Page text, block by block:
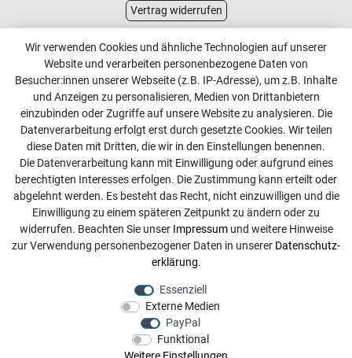
Vertrag widerrufen
Kundenservice
Kontakt
Online Retourenservice
Kontakt
info@dachdecker-shop.de
+49 3501 507295
Montag - Freitag, 08:00 - 16:00
Anrufe aus dem dt. Festnetz zum Ortstarif, Preise aus dem
Mobilfunknetz ggf. abweichend (abhängig vom Provider).
Wir verwenden Cookies und ähnliche Technologien auf unserer
Website und verarbeiten personenbezogene Daten von
Besucher:innen unserer Webseite (z.B. IP-Adresse), um z.B. Inhalte
und Anzeigen zu personalisieren, Medien von Drittanbietern
einzubinden oder Zugriffe auf unsere Website zu analysieren. Die
Datenverarbeitung erfolgt erst durch gesetzte Cookies. Wir teilen
diese Daten mit Dritten, die wir in den Einstellungen benennen.
Die Datenverarbeitung kann mit Einwilligung oder aufgrund eines
berechtigten Interesses erfolgen. Die Zustimmung kann erteilt oder
abgelehnt werden. Es besteht das Recht, nicht einzuwilligen und die
Einwilligung zu einem späteren Zeitpunkt zu ändern oder zu
widerrufen. Beachten Sie unser Impressumund weitere Hinweise
zur Verwendung personenbezogener Daten in unserer Daten­schutz­
erklärung.
Essenziell
Externe Medien
PayPal
Funktional